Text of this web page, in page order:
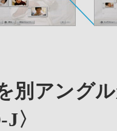
別アング
〉